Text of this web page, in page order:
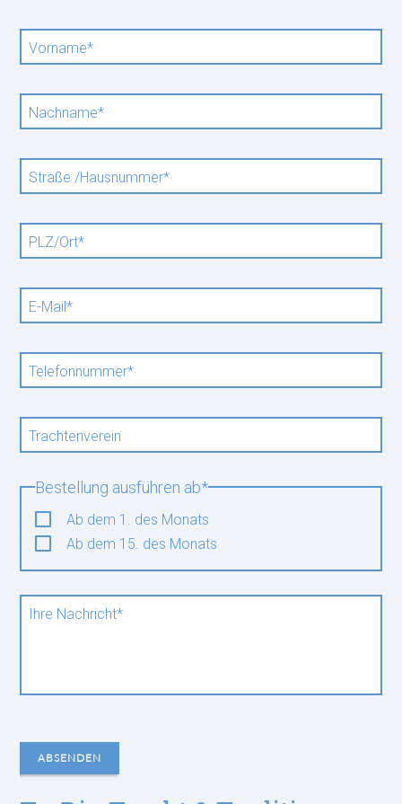
Pflichtfeld
Vorname*
Pflichtfeld
Nachname*
Pflichtfeld
Straße /Hausnummer*
Pflichtfeld
PLZ/Ort*
Pflichtfeld
E-Mail*
Pflichtfeld
Telefonnummer*
Trachtenverein
Pflichtfeld
Bestellung ausführen ab*
Ab dem 1. des Monats
Ab dem 15. des Monats
Pflichtfeld
Ihre Nachricht*
ABSENDEN